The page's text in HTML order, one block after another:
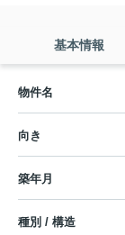
基本情報
物件名
向き
築年月
種別 / 構造